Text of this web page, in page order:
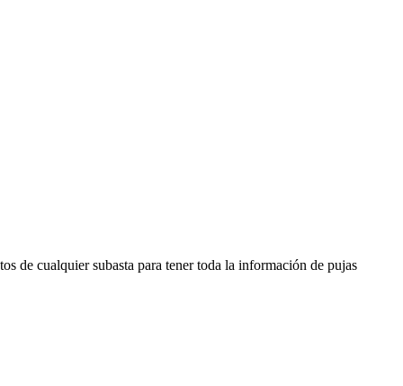
de cualquier subasta para tener toda la información de pujas